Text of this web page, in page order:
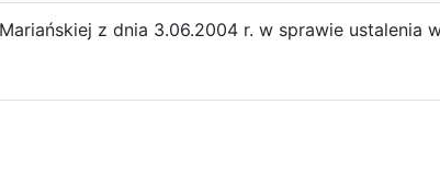
z dnia 3.06.2004 r. w sprawie ustalenia